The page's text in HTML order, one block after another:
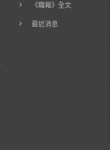
《職報》全文
最近消息